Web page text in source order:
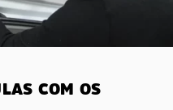
COM OS